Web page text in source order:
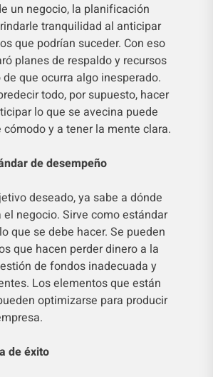
un negocio, la planificación
tranquilidad al anticipar
que podrían suceder. Con eso
planes de respaldo y recursos
que ocurra algo inesperado.
todo, por supuesto, hacer
lo que se avecina puede
y a tener la mente clara.
de desempeño
deseado, ya sabe a dónde
negocio. Sirve como estándar
que se debe hacer. Se pueden
que hacen perder dinero a la
de fondos inadecuada y
Los elementos que están
optimizarse para producir
de éxito